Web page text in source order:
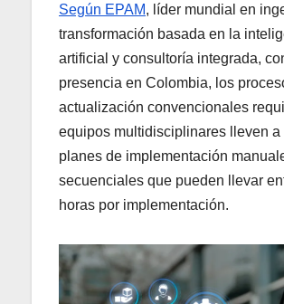
Según EPAM, líder mundial en
transformación basada en la
artificial y consultoría integrada,
presencia en Colombia, los
actualización convencionales
equipos multidisciplinares lleven a
planes de implementación
secuenciales que pueden llevar
horas por implementación.